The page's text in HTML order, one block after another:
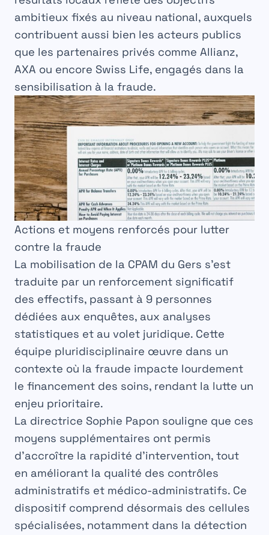
ambitieux fixés au niveau national, auxquels
contribuent aussi bien les acteurs publics
que les partenaires privés comme Allianz,
AXA ou encore Swiss Life, engagés dans la
sensibilisation à la fraude.
Actions et moyens renforcés pour lutter
contre la fraude
La mobilisation de la CPAM du Gers s’est
traduite par un renforcement significatif
des effectifs, passant à 9 personnes
dédiées aux enquêtes, aux analyses
statistiques et au volet juridique. Cette
équipe pluridisciplinaire œuvre dans un
contexte où la fraude impacte lourdement
le financement des soins, rendant la lutte un
enjeu prioritaire.
La directrice Sophie Papon souligne que ces
moyens supplémentaires ont permis
d’accroître la rapidité d’intervention, tout
en améliorant la qualité des contrôles
administratifs et médico-administratifs. Ce
dispositif comprend désormais des cellules
spécialisées, notamment dans la détection